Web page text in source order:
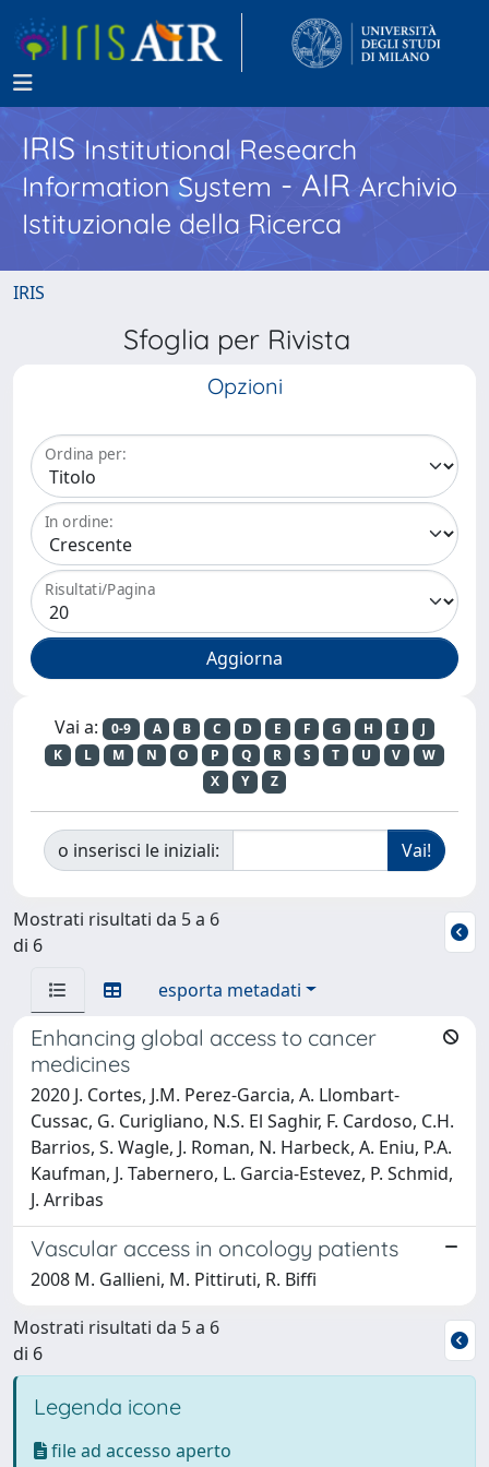
IRISInstitutional Research
Information System - AIR Archivio
Istituzionale della Ricerca
IRIS
Sfoglia per Rivista
Opzioni
Ordina per:
In ordine:
Risultati/Pagina
Vai a: 0-9 A B C D E F G H I
J
K
L M N O P Q R S T U V
W
X
Y Z
o inserisci le iniziali:
Mostrati risultati da 5 a 6
di 6
esporta metadati
Enhancing global access to cancer
medicines
2020 J. Cortes, J.M. Perez-Garcia, A. Llombart-
Cussac, G. Curigliano, N.S. El Saghir, F. Cardoso, C.H.
Barrios, S. Wagle, J. Roman, N. Harbeck, A. Eniu, P.A.
Kaufman, J. Tabernero, L. Garcia-Estevez, P. Schmid,
J. Arribas
Vascular access in oncology patients
2008 M. Gallieni, M. Pittiruti, R. Biffi
Mostrati risultati da 5 a 6
di 6
Legenda icone
file ad accesso aperto